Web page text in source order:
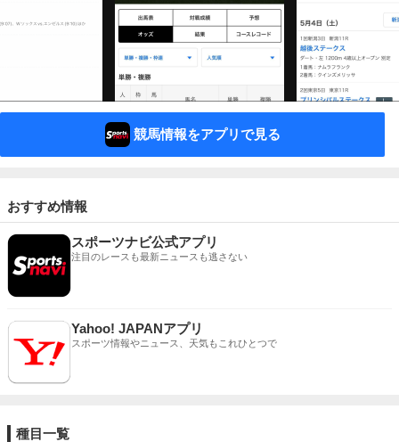
競馬情報をアプリで見る
おすすめ情報
スポーツナビ公式アプリ
注目のレースも最新ニュースも逃さない
Yahoo! JAPANアプリ
スポーツ情報やニュース、天気もこれひとつで
種目一覧